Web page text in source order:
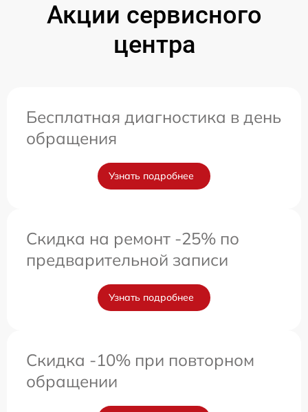
Акции сервисного
центра
Бесплатная диагностика в день
обращения
Узнать подробнее
Скидка на ремонт -25% по
предварительной записи
Узнать подробнее
Скидка -10% при повторном
обращении